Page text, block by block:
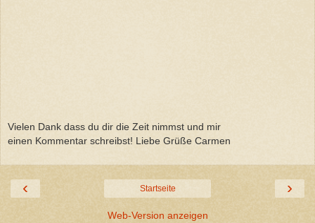
Vielen Dank dass du dir die Zeit nimmst und mir
einen Kommentar schreibst! Liebe Grüße Carmen
‹ ›
Startseite
Web-Version anzeigen